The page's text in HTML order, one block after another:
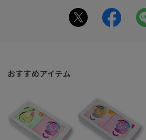
おすすめアイテム